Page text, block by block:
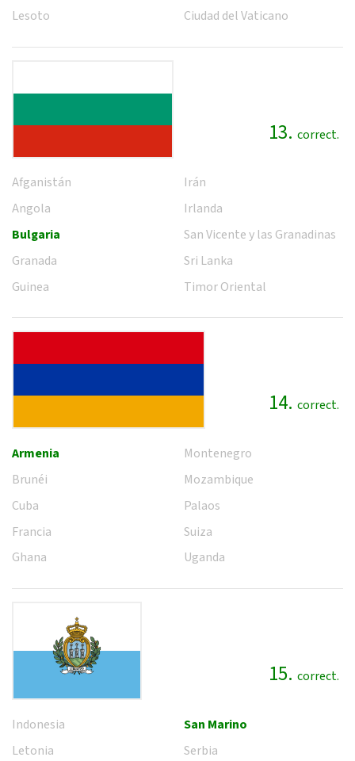
Lesoto
Ciudad del Vaticano
13. correct.
Afganistán
Angola
Bulgaria
Granada
Guinea
Irán
Irlanda
San Vicente y las Granadinas
Sri Lanka
Timor Oriental
14. correct.
Armenia
Brunéi
Cuba
Francia
Ghana
Montenegro
Mozambique
Palaos
Suiza
Uganda
15. correct.
Indonesia
Letonia
San Marino
Serbia